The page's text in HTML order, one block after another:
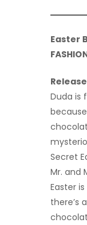
Easter
Duda is
Secret
Mr. and
Easter
there’s